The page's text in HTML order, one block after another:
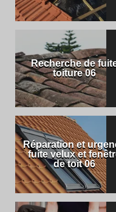
Recherche de
toiture 06
Réparation et
fuite velux et
de toit 06